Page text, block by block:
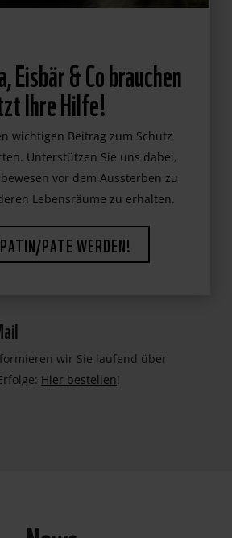
Eisbär & Co brauchen
Ihre Hilfe!
wichtigen Beitrag zum Schutz
Unterstützen Sie uns dabei,
vor dem Aussterben zu
PATE WERDEN!
wir Sie laufend über
Hier bestellen!